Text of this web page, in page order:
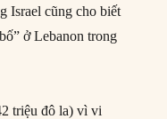
Israel cũng cho biết
ở Lebanon trong
triệu đô la) vì vi